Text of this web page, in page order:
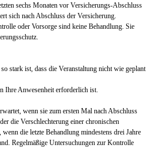
sechs Monaten vor Versicherungs-Abschluss
sich nach Abschluss der Versicherung.
oder Vorsorge sind keine Behandlung. Sie
stark ist, dass die Veranstaltung nicht wie geplant
Ihre Anwesenheit erforderlich ist.
wenn sie zum ersten Mal nach Abschluss
die Verschlechterung einer chronischen
die letzte Behandlung mindestens drei Jahre
Regelmäßige Untersuchungen zur Kontrolle